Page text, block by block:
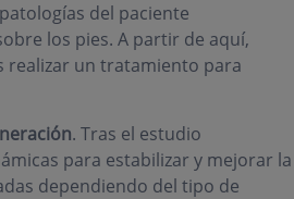
del paciente
los pies. A partir de aquí,
realizar un tratamiento para
. Tras el estudio
para estabilizar y mejorar la
dependiendo del tipo de